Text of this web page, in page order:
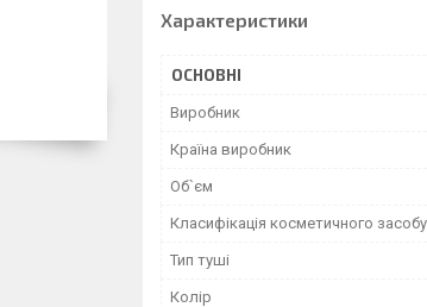
Характеристики
ОСНОВНІ
Виробник
Країна виробник
Об`єм
Класифікація косметичного засобу
Тип туші
Колір